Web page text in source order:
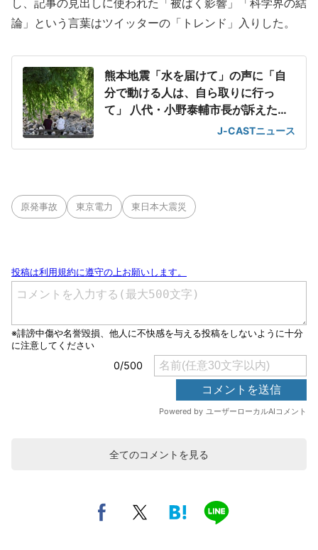
し、記事の見出しに使われた「被ばく影響」「科学界の結
論」という言葉はツイッターの「トレンド」入りした。
熊本地震「水を届けて」の声に「自
分で動ける人は、自ら取りに行っ
て」 八代・小野泰輔市長が訴えたボ
J-CASTニュース
原発事故 東京電力 東日本大震災
全てのコメントを見る